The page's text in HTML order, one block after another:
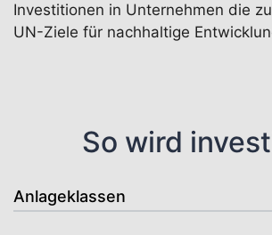
Investitionen in Unternehmen die
UN-Ziele für nachhaltige
So wird
Anlageklassen